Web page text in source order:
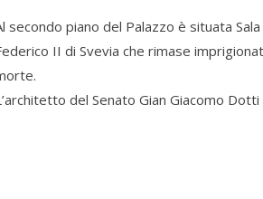
secondo piano del Palazzo è situata
II di Svevia che rimase
del Senato Gian Giacomo